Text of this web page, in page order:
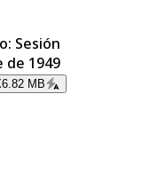
Sesión
de 1949
6.82 MB